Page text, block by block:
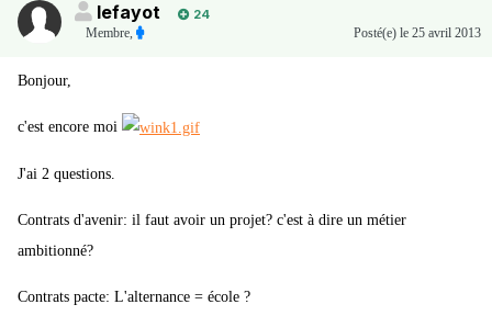
lefayot
24
Membre, Posté(e) le 25 avril 2013
Bonjour,
c'est encore moi
J'ai 2 questions.
Contrats d'avenir: il faut avoir un projet? c'est à dire un métier
ambitionné?
Contrats pacte: L'alternance = école ?